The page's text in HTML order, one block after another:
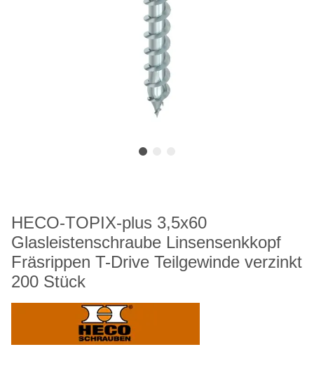
HECO-TOPIX-plus 3,5x60
Glasleistenschraube Linsensenkkopf
Fräsrippen T-Drive Teilgewinde verzinkt
200 Stück